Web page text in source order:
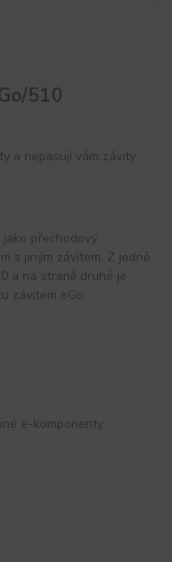
510
a nepasují vám závity
přechodový
s jiným závitem. Z jedné
a na straně druhé je
závitem eGo.
e-komponenty.